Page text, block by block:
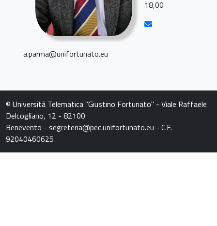
18,00
a.parma@unifortunato.eu
© Università Telematica "Giustino Fortunato" - Viale Raffaele
Delcogliano, 12 - 82100
Benevento - segreteria@pec.unifortunato.eu - C.F.
92040460625